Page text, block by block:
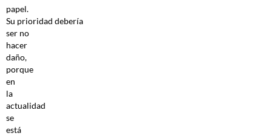
papel.
Su prioridad debería
ser no
hacer
daño,
porque
en
la
actualidad
se
está